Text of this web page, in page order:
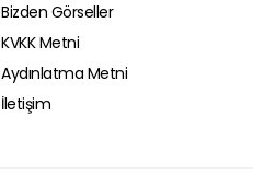
Bizden Görseller
KVKK Metni
Aydınlatma Metni
İletişim